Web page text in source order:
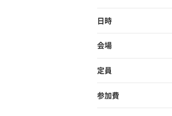
日時
会場
定員
参加費